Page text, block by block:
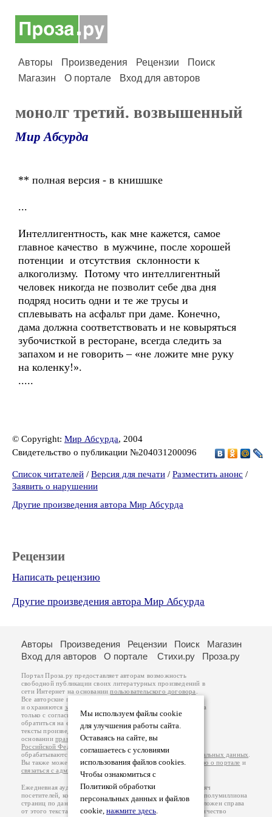
Авторы Произведения Рецензии
Поиск
Магазин
О портале Вход для авторов
монолг третий. возвышенный
Мир Абсурда
** полная версия - в книшшке
...
Интеллигентность, как мне кажется, самое
главное качество в мужчине, после хорошей
потенции и отсутствия склонности к
алкоголизму. Потому что интеллигентный
человек никогда не позволит себе два дня
подряд носить одни и те же трусы и
сплевывать на асфальт при даме. Конечно,
дама должна соответствовать и не ковыряться
зубочисткой в ресторане, всегда следить за
запахом и не говорить – «не ложите мне руку
на коленку!».
.....
© Copyright: Мир Абсурда, 2004
Свидетельство о публикации №204031200096
Список читателей / Версия для печати / Разместить анонс /
Заявить о нарушении
Другие произведения автора Мир Абсурда
Рецензии
Написать рецензию
Другие произведения автора Мир Абсурда
Мы используем файлы cookie
для улучшения работы сайта.
Оставаясь на сайте, вы
соглашаетесь с условиями
использования файлов cookies.
Чтобы ознакомиться с
Политикой обработки
персональных данных и файлов
cookie, нажмите здесь.
Авторы Произведения Рецензии Поиск
Магазин
Вход для авторов
О портале Стихи.ру Проза.ру
Портал Проза.ру предоставляет авторам возможность
свободной публикации своих литературных произведений в
сети Интернет на основаниипользовательского договора
Все авторские права на произведения принадлежат авторам
и охраняются законом
. Перепечатка произведений возможна
только с согласия его автора, к которому вы можете
обратиться на его авторской странице. Ответственность за
тексты произведений авторы несут самостоятельно на
основанииправил публикацииизаконодательства
Российской Федерации
обрабатываются на основанииПолитики обработки персональных данных
Вы также можете посмотреть более подробнуюинформацию о портале и
связаться с администрацией
Ежедневная аудитория портала Проза.ру – порядка 100 тысяч
посетителей, которые в общей сумме просматривают более полумиллиона
страниц по данным счетчика посещаемости, который расположен справа
от этого текста. В каждой графе указано по две цифры: количество